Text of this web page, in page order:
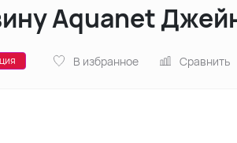
Aquanet
В избранное Сравнить